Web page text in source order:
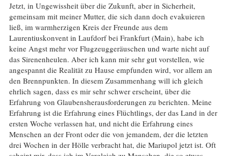
Jetzt, in Ungewissheit über die Zukunft, aber in Sicherheit,
gemeinsam mit meiner Mutter, die sich dann doch evakuieren
ließ, im warmherzigen Kreis der Freunde aus dem
Laurentiuskonvent in Laufdorf bei Frankfurt (Main), habe ich
keine Angst mehr vor Flugzeuggeräuschen und warte nicht auf
das Sirenenheulen. Aber ich kann mir sehr gut vorstellen, wie
angespannt die Realität zu Hause empfunden wird, vor allem an
den Brennpunkten. In diesem Zusammenhang will ich gleich
ehrlich sagen, dass es mir sehr schwer erscheint, über die
Erfahrung von Glaubensherausforderungen zu berichten. Meine
Erfahrung ist die Erfahrung eines Flüchtlings, der das Land in der
ersten Woche verlassen hat, und nicht die Erfahrung eines
Menschen an der Front oder die von jemandem, der die letzten
drei Wochen in der Hölle verbracht hat, die Mariupol jetzt ist. Oft